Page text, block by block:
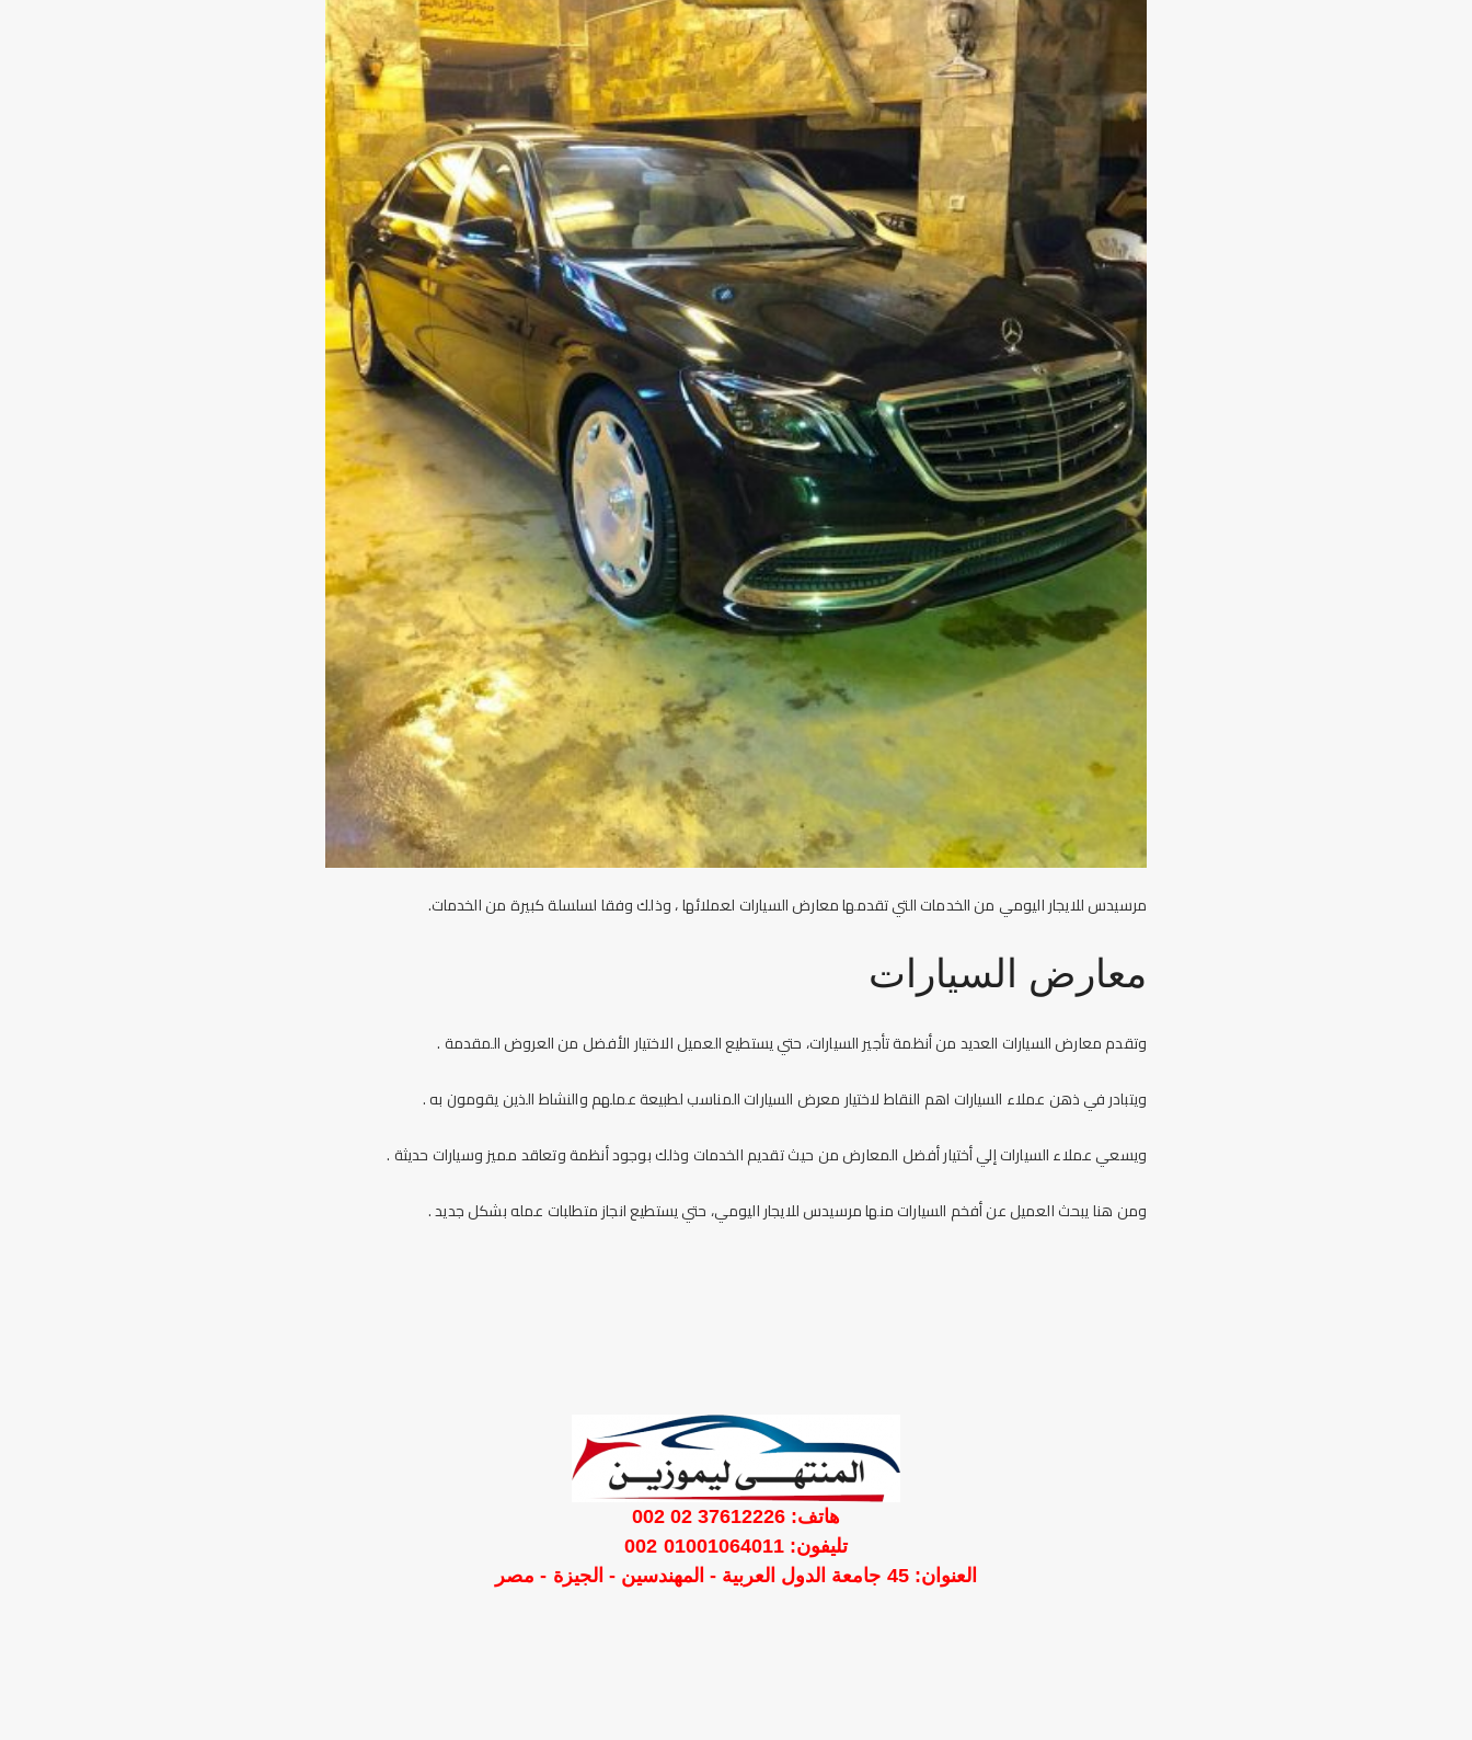
مرسيدس للايجار اليومي من الخدمات التي تقدمهامعارض السيارات لعملائها ، وذلك وفقا لسلسلة كبيرة من الخدمات.
معارض السيارات
وتقدممعارض السيارات العديد من أنظمة تأجير السيارات، حتي يستطيع العميل الاختيار الأفضل من العروض المقدمة .
ويتبادر في ذهن عملاء السيارات اهم النقاط لاختيار معرض السيارات المناسب لطبيعة عملهم والنشاط الذين يقومون به .
ويسعيعملاء السياراتإلي أختيار أفضل المعارض من حيث تقديم الخدمات وذلك بوجود أنظمة وتعاقد مميز وسيارات حديثة .
ومن هنا يبحث العميل عن أفخم السيارات منهامرسيدس للايجار اليومي، حتي يستطيع انجاز متطلبات عمله بشكل جديد .
هاتف: 37612226 02 002
تليفون: 01001064011 002
العنوان: 45 جامعة الدول العربية - المهندسين - الجيزة - مصر